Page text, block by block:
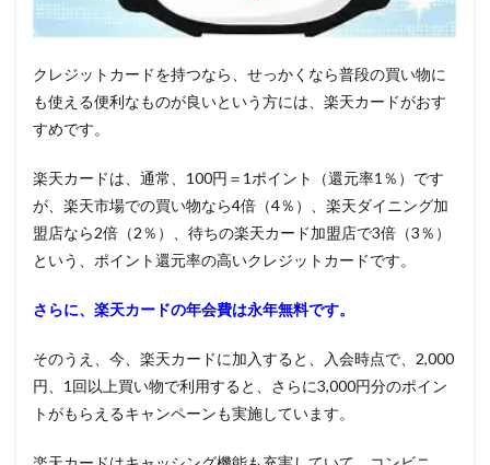
クレジットカードを持つなら、せっかくなら普段の買い物に
も使える便利なものが良いという方には、楽天カードがおす
すめです。
楽天カードは、通常、100円＝1ポイント（還元率1％）です
が、楽天市場での買い物なら4倍（4％）、楽天ダイニング加
盟店なら2倍（2％）、待ちの楽天カード加盟店で3倍（3％）
という、ポイント還元率の高いクレジットカードです。
さらに、楽天カードの年会費は永年無料です。
そのうえ、今、楽天カードに加入すると、入会時点で、2,000
円、1回以上買い物で利用すると、さらに3,000円分のポイン
トがもらえるキャンペーンも実施しています。